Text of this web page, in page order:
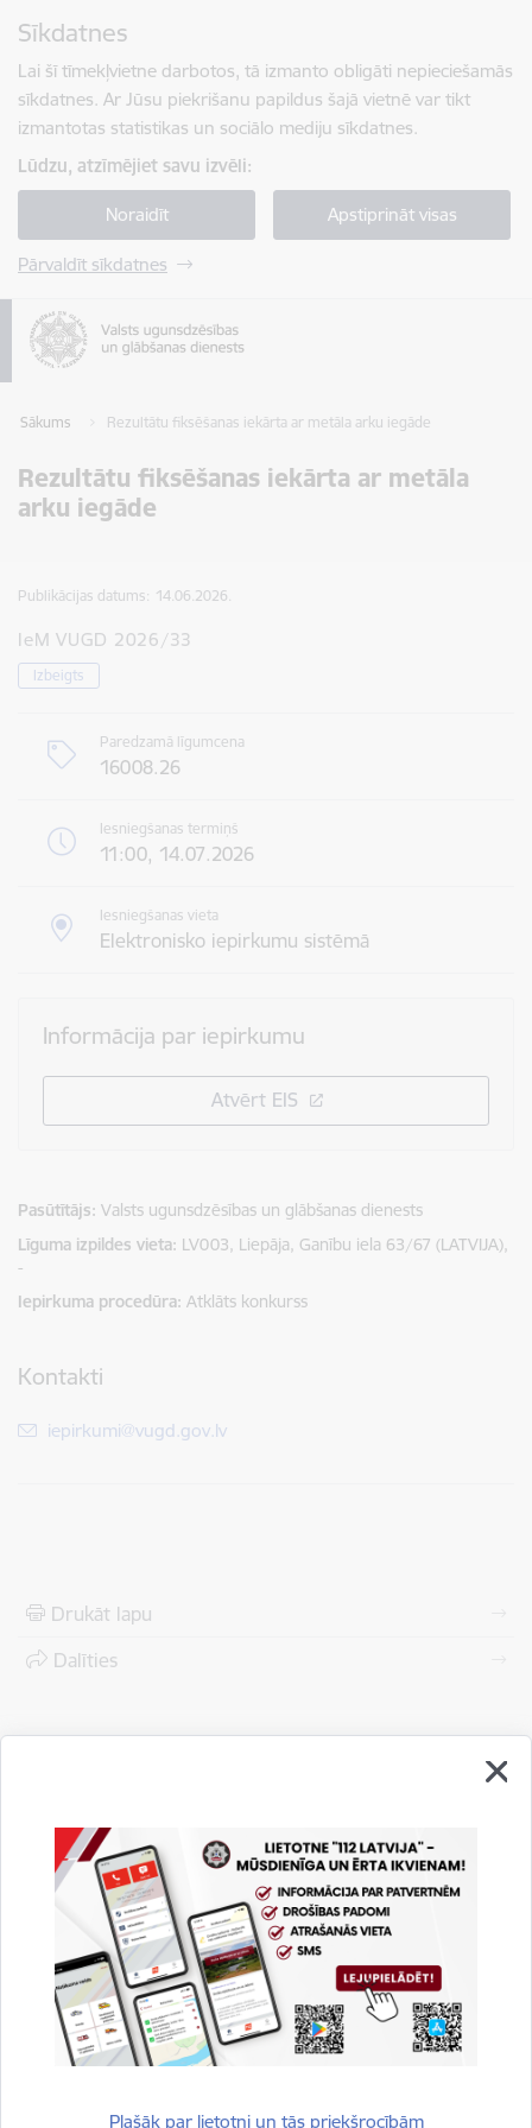
Sīkdatnes
Lai šī tīmekļvietne darbotos, tā izmanto obligāti nepieciešamās
sīkdatnes. Ar Jūsu piekrišanu papildus šajā vietnē var tikt
izmantotas statistikas un sociālo mediju sīkdatnes.
Lūdzu, atzīmējiet savu izvēli:
Noraidīt Apstiprināt visas
Pārvaldīt sīkdatnes
Sākums Rezultātu fiksēšanas iekārta ar metāla arku iegāde
Rezultātu fiksēšanas iekārta ar metāla
arku iegāde
Plašāk par lietotni un tās priekšrocībām
Publikācijas datums: 14.06.2026.
IeM VUGD 2026/33
Izbeigts
Paredzamā līgumcena
16008.26
Iesniegšanas termiņš
11:00, 14.07.2026
Iesniegšanas vieta
Elektronisko iepirkumu sistēmā
Informācija par iepirkumu
Atvērt EIS
Pasūtītājs Valsts ugunsdzēsības un glābšanas dienests
Līguma izpildes vieta LV003, Liepāja, Ganību iela 63/67 (LATVIJA),
-
Iepirkuma procedūra Atklāts konkurss
Kontakti
E-pasts:
iepirkumi@vugd.gov.lv
Drukāt lapu
Dalīties
Vai šī informācija bija noderīga?